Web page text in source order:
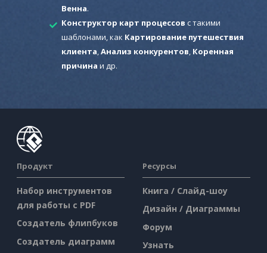
Венна.
Конструктор карт процессов с такими
шаблонами, как Картирование путешествия
клиента Анализ конкурентов Коренная
причина и др.
Продукт
Набор инструментов
для работы с PDF
Создатель флипбуков
Создатель диаграмм
Ресурсы
Книга / Слайд-шоу
Дизайн / Диаграммы
Форум
Узнать